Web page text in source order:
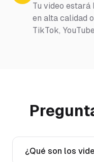
Tu video estará
en alta calidad
TikTok,
¿Qué son los